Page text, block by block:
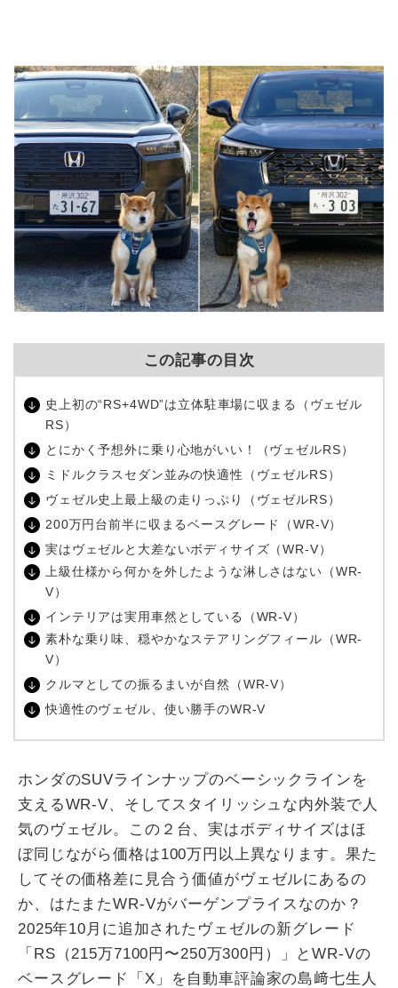
この記事の目次
史上初の“RS+4WD”は立体駐車場に収まる（ヴェゼル
RS）
とにかく予想外に乗り心地がいい！（ヴェゼルRS）
ミドルクラスセダン並みの快適性（ヴェゼルRS）
ヴェゼル史上最上級の走りっぷり（ヴェゼルRS）
200万円台前半に収まるベースグレード（WR-V）
実はヴェゼルと大差ないボディサイズ（WR-V）
上級仕様から何かを外したような淋しさはない（WR-
V）
インテリアは実用車然としている（WR-V）
素朴な乗り味、穏やかなステアリングフィール（WR-
V）
クルマとしての振るまいが自然（WR-V）
快適性のヴェゼル、使い勝手のWR-V
ホンダのSUVラインナップのベーシックラインを
支えるWR-V、そしてスタイリッシュな内外装で人
気のヴェゼル。この２台、実はボディサイズはほ
ぼ同じながら価格は100万円以上異なります。果た
してその価格差に見合う価値がヴェゼルにあるの
か、はたまたWR-Vがバーゲンプライスなのか？
2025年10 月に追加されたヴェゼルの新グレード
「 RS （215万7100 円〜250万300 円）」とWR-Vの
ベースグレード「 X 」を自動車評論家の島﨑七生人